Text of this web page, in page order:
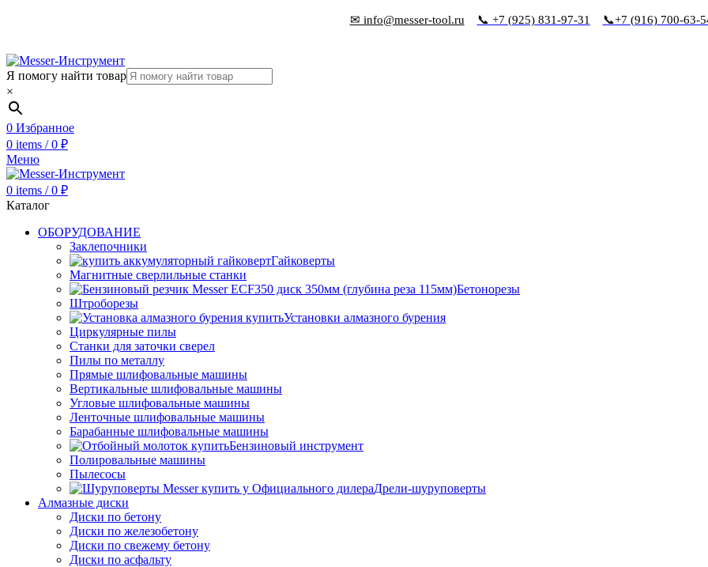
✉ info@messer-tool.ru 📞 +7 (925) 831-97-31 📞+7 (916) 700-63-
Я помогу найти товар
×
0 Избранное
0 items / 0 ₽
Меню
0 items / 0 ₽
Каталог
ОБОРУДОВАНИЕ
Заклепочники
Гайковерты
Магнитные сверлильные станки
Бетонорезы
Штроборезы
Установки алмазного бурения
Циркулярные пилы
Станки для заточки сверел
Пилы по металлу
Прямые шлифовальные машины
Вертикальные шлифовальные машины
Угловые шлифовальные машины
Ленточные шлифовальные машины
Барабанные шлифовальные машины
Бензиновый инструмент
Полировальные машины
Пылесосы
Дрели-шуруповерты
Алмазные диски
Диски по бетону
Диски по железобетону
Диски по свежему бетону
Диски по асфальту